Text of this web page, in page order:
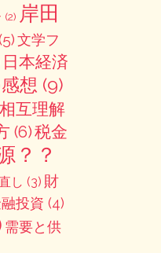
(2) 岸田
文学フ
日本経済
想 (9)
相互理解
(6)税金
？？
し (3) 財
投資 (4)
需要と供